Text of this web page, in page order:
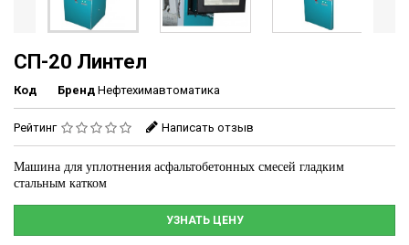
СП-20 Линтел
Код Бренд Нефтехимавтоматика
Рейтинг Написать отзыв
Машина для уплотнения асфальтобетонных смесей гладким
стальным катком
УЗНАТЬ ЦЕНУ